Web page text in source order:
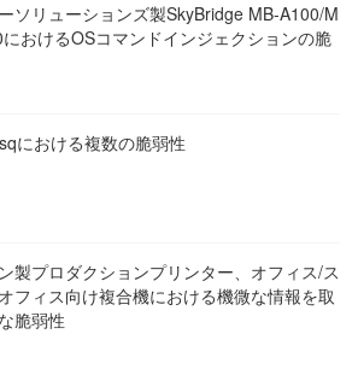
ソリューションズ製SkyBridge MB-A100/M
おけるOSコマンドインジェクションの脆
における複数の脆弱性
製プロダクションプリンター、オフィス/ス
フィス向け複合機における機微な情報を取
脆弱性